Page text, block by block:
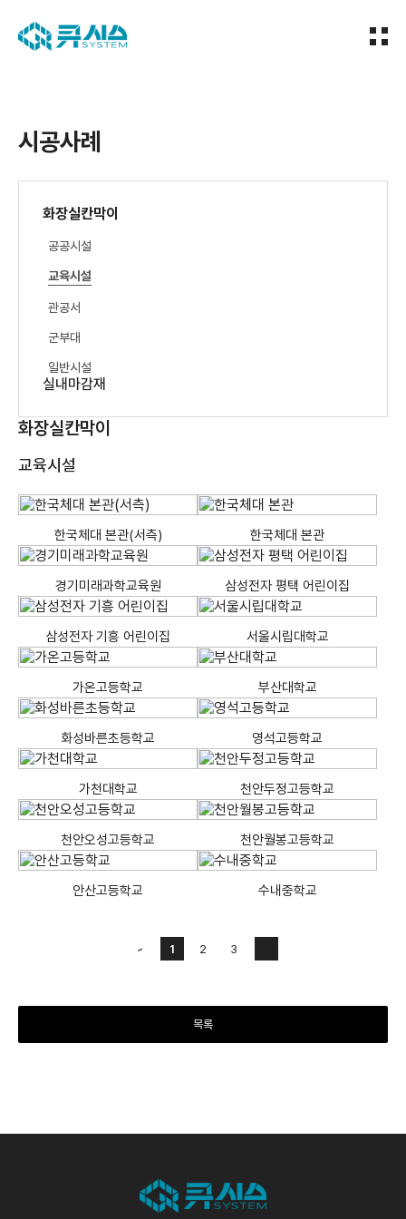
시공사례
화장실칸막이
공공시설
교육시설
관공서
군부대
일반시설
실내마감재
화장실칸막이
교육시설
한국체대 본관(서측) 한국체대 본관
경기미래과학교육원 삼성전자 평택 어린이집
삼성전자 기흥 어린이집 서울시립대학교
가온고등학교 부산대학교
화성바른초등학교 영석고등학교
가천대학교 천안두정고등학교
천안오성고등학교 천안월봉고등학교
안산고등학교 수내중학교
1 2 3
목록